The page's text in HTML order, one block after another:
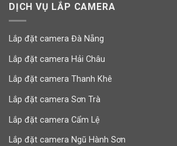
DỊCH VỤ LẮP CAMERA
Lắp đặt camera Đà Nẵng
Lắp đặt camera Hải Châu
Lắp đặt camera Thanh Khê
Lắp đặt camera Sơn Trà
Lắp đặt camera Cẩm Lệ
Lắp đặt camera Ngũ Hành Sơn